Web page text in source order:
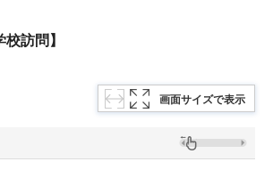
校訪問】
画面サイズで表示